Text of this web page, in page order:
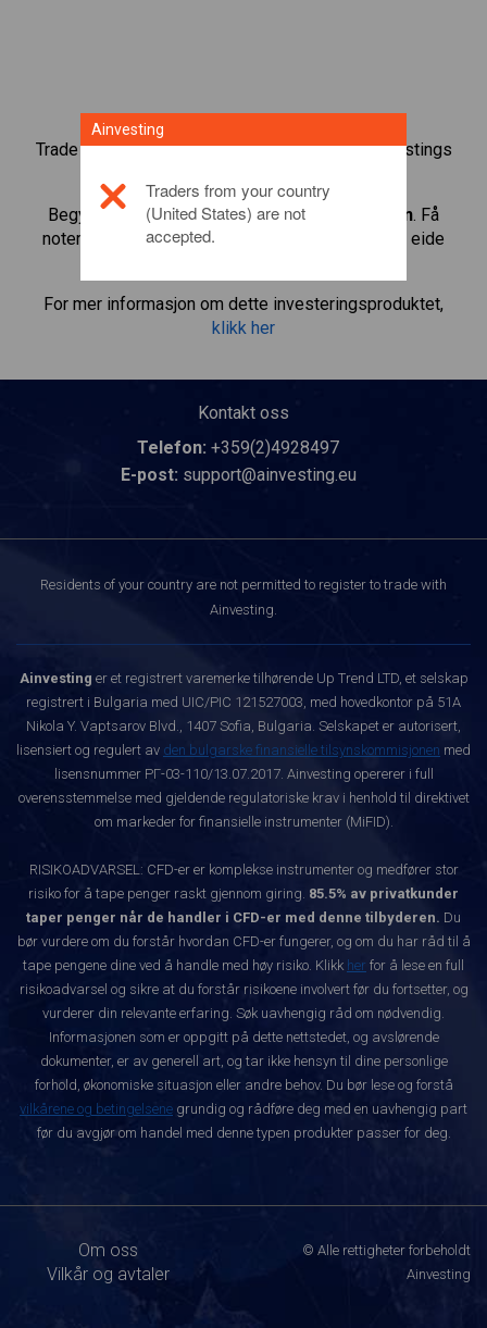
Trade over 1000 internasjonale aksjer med Ainvestings
Begynn å trade CFD-er iAppLovin Corporation. Få
noteringer i sanntid og motta utbytte som om du eide
For mer informasjon om dette investeringsproduktet,
klikk her
Kontakt oss
Telefon: +359(2)4928497
E-post: support@ainvesting.eu
Residents of your country are not permitted to register to trade with
Ainvesting.
Ainvesting er et registrert varemerke tilhørende Up Trend LTD, et selskap
registrert i Bulgaria med UIC/PIC 121527003, med hovedkontor på 51A
Nikola Y. Vaptsarov Blvd., 1407 Sofia, Bulgaria. Selskapet er autorisert,
lisensiert og regulert av den bulgarske finansielle tilsynskommisjonen med
lisensnummer РГ-03-110/13.07.2017. Ainvesting opererer i full
overensstemmelse med gjeldende regulatoriske krav i henhold til direktivet
om markeder for finansielle instrumenter (MiFID).
RISIKOADVARSEL: CFD-er er komplekse instrumenter og medfører stor
risiko for å tape penger raskt gjennom giring. 85.5% av privatkunder
taper penger når de handler i CFD-er med denne tilbyderen. Du
bør vurdere om du forstår hvordan CFD-er fungerer, og om du har råd til å
tape pengene dine ved å handle med høy risiko. Klikk her for å lese en full
risikoadvarsel og sikre at du forstår risikoene involvert før du fortsetter, og
vurderer din relevante erfaring. Søk uavhengig råd om nødvendig.
Informasjonen som er oppgitt på dette nettstedet, og avslørende
dokumenter, er av generell art, og tar ikke hensyn til dine personlige
forhold, økonomiske situasjon eller andre behov. Du bør lese og forstå
vilkårene og betingelsene grundig og rådføre deg med en uavhengig part
før du avgjør om handel med denne typen produkter passer for deg.
Om oss
Vilkår og avtaler
© Alle rettigheter forbeholdt
Ainvesting
Ainvesting
Traders from your country
(United States) are not
accepted.